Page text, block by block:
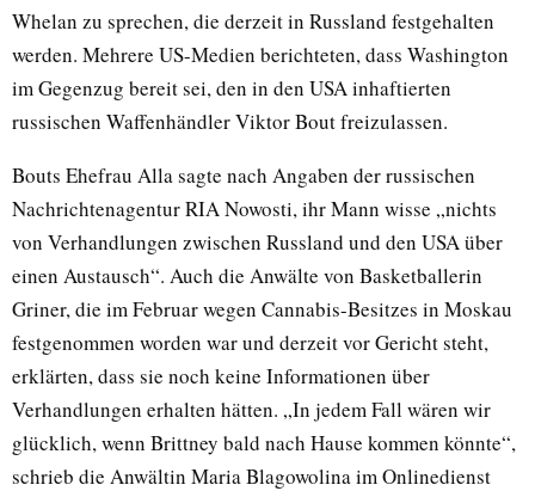
Whelan zu sprechen, die derzeit in Russland festgehalten
werden. Mehrere US-Medien berichteten, dass Washington
im Gegenzug bereit sei, den in den USA inhaftierten
russischen Waffenhändler Viktor Bout freizulassen.
Bouts Ehefrau Alla sagte nach Angaben der russischen
Nachrichtenagentur RIA Nowosti, ihr Mann wisse „nichts
von Verhandlungen zwischen Russland und den USA über
einen Austausch“. Auch die Anwälte von Basketballerin
Griner, die im Februar wegen Cannabis-Besitzes in Moskau
festgenommen worden war und derzeit vor Gericht steht,
erklärten, dass sie noch keine Informationen über
Verhandlungen erhalten hätten. „In jedem Fall wären wir
glücklich, wenn Brittney bald nach Hause kommen könnte“,
schrieb die Anwältin Maria Blagowolina im Onlinedienst